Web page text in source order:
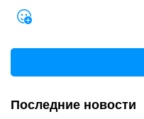
Последние новости